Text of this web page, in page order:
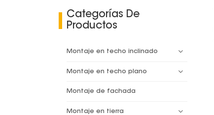
Categorías De
Productos
Montaje en techo inclinado
Montaje en techo plano
Montaje de fachada
Montaje en tierra